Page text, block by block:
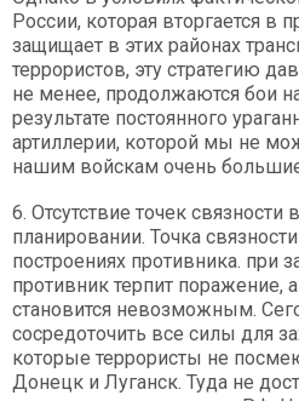
России, которая вторгается в
защищает в этих районах
террористов, эту стратегию
не менее, продолжаются бои
результате постоянного
артиллерии, которой мы не
нашим войскам очень
6. Отсутствие точек связности
планировании. Точка
построениях противника. при
противник терпит поражение,
становится невозможным.
сосредоточить все силы для
которые террористы не
Донецк и Луганск. Туда не